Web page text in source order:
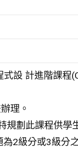
設 計進階課程
理。
規劃此課程供學
2級分或3級分